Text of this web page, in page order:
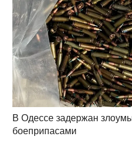
В Одессе задержан
боеприпасами